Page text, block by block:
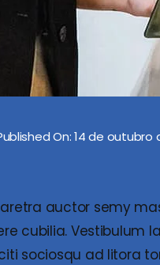
On: 14 de outubro
auctor semy
cubilia. Vestibulum
sociosqu ad litora